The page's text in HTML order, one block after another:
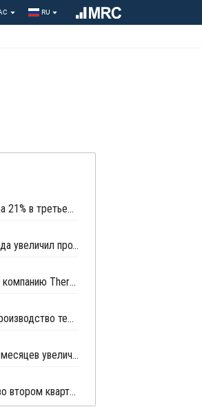
RU
Чистая прибыль Bayer выросла на 21% в третьем квартале 2015 года
Bayer в первом квартале 2015 года увеличил продажи на 15%
Bayer MaterialScience приобрела компанию Thermoplast Composite
Bayer MaterialScience открыла производство термостойких пластиков в Германии
Чистая прибыль Bayer за девять месяцев увеличилась на 17%
Bayer увеличила прибыль на 1% во втором квартале 2014 года